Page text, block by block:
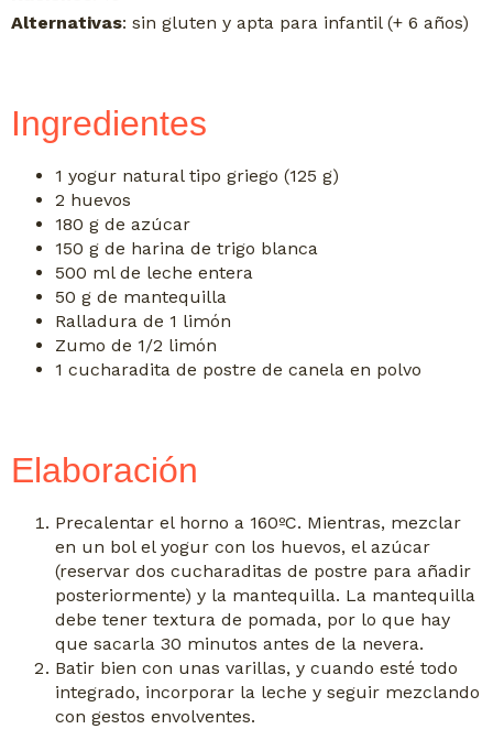
Alternativas: sin gluten y apta para infantil (+ 6 años)
Ingredientes
1 yogur natural tipo griego (125 g)
2 huevos
180 g de azúcar
150 g de harina de trigo blanca
500 ml de leche entera
50 g de mantequilla
Ralladura de 1 limón
Zumo de 1/2 limón
1 cucharadita de postre de canela en polvo
Elaboración
Precalentar el horno a 160ºC. Mientras, mezclar
en un bol el yogur con los huevos, el azúcar
(reservar dos cucharaditas de postre para añadir
posteriormente) y la mantequilla. La mantequilla
debe tener textura de pomada, por lo que hay
que sacarla 30 minutos antes de la nevera.
Batir bien con unas varillas, y cuando esté todo
integrado, incorporar la leche y seguir mezclando
con gestos envolventes.